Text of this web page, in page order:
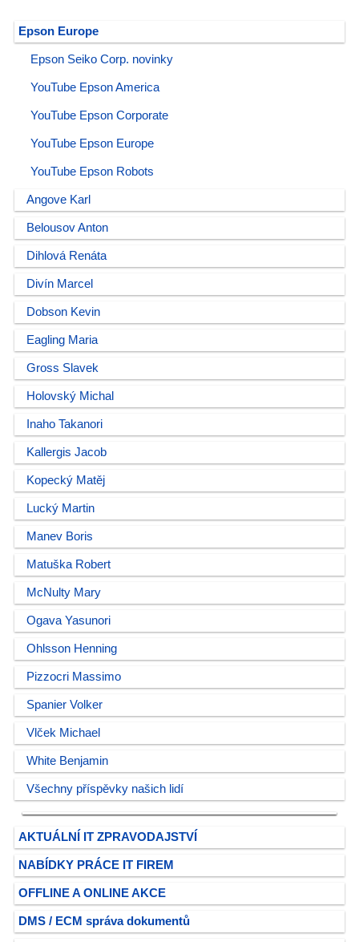
Epson Europe
Epson Seiko Corp. novinky
YouTube Epson America
YouTube Epson Corporate
YouTube Epson Europe
YouTube Epson Robots
Angove Karl
Belousov Anton
Dihlová Renáta
Divín Marcel
Dobson Kevin
Eagling Maria
Gross Slavek
Holovský Michal
Inaho Takanori
Kallergis Jacob
Kopecký Matěj
Lucký Martin
Manev Boris
Matuška Robert
McNulty Mary
Ogava Yasunori
Ohlsson Henning
Pizzocri Massimo
Spanier Volker
Vlček Michael
White Benjamin
Všechny příspěvky našich lidí
AKTUÁLNÍ IT ZPRAVODAJSTVÍ
NABÍDKY PRÁCE IT FIREM
OFFLINE A ONLINE AKCE
DMS / ECM správa dokumentů